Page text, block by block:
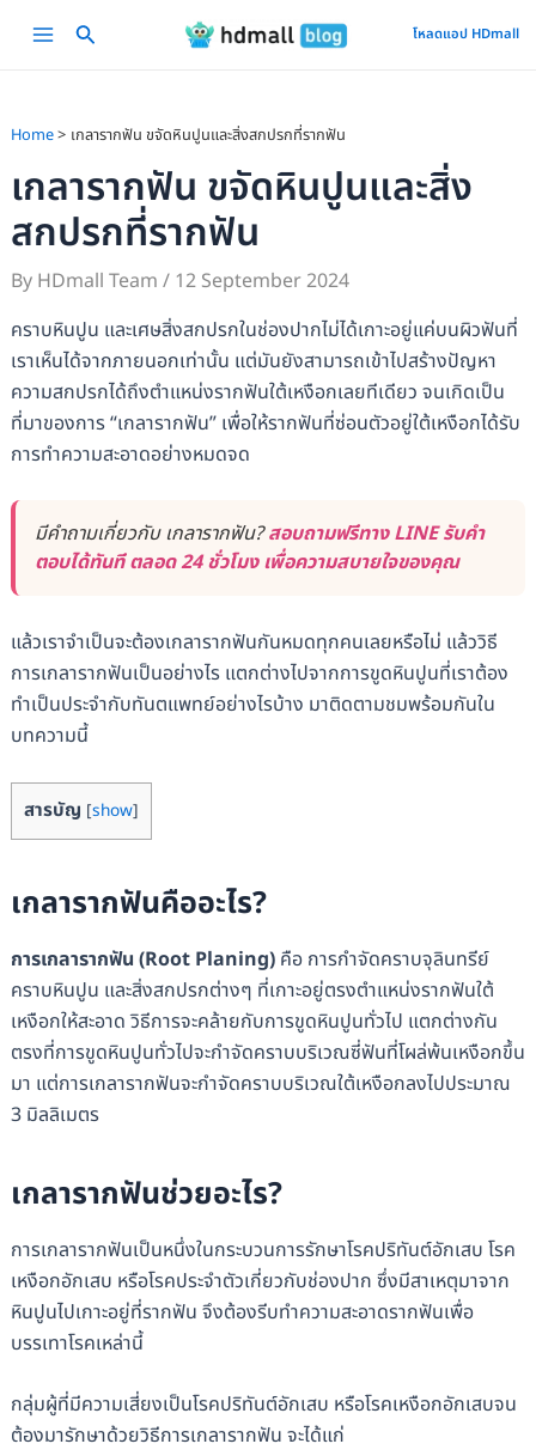
Main
โหลดแอป HDmall
Home เกลารากฟัน ขจัดหินปูนและสิ่งสกปรกที่รากฟัน
เกลารากฟัน ขจัดหินปูนและสิ่ง
สกปรกที่รากฟัน
By HDmall Team / 12 September 2024
คราบหินปูน และเศษสิ่งสกปรกในช่องปากไม่ได้เกาะอยู่แค่บนผิวฟันที่
เราเห็นได้จากภายนอกเท่านั้น แต่มันยังสามารถเข้าไปสร้างปัญหา
ความสกปรกได้ถึงตำแหน่งรากฟันใต้เหงือกเลยทีเดียว จนเกิดเป็น
ที่มาของการ “เกลารากฟัน” เพื่อให้รากฟันที่ซ่อนตัวอยู่ใต้เหงือกได้รับ
การทำความสะอาดอย่างหมดจด
มีคำถามเกี่ยวกับ เกลารากฟัน?สอบถามฟรีทาง LINE รับคำ
ตอบได้ทันที ตลอด 24 ชั่วโมง เพื่อความสบายใจของคุณ
แล้วเราจำเป็นจะต้องเกลารากฟันกันหมดทุกคนเลยหรือไม่ แล้ววิธี
การเกลารากฟันเป็นอย่างไร แตกต่างไปจากการขูดหินปูนที่เราต้อง
ทำเป็นประจำกับทันตแพทย์อย่างไรบ้าง มาติดตามชมพร้อมกันใน
บทความนี้
สารบัญ [show]
เกลารากฟันคืออะไร?
การเกลารากฟัน (Root Planing) คือ การกำจัดคราบจุลินทรีย์
คราบหินปูน และสิ่งสกปรกต่างๆ ที่เกาะอยู่ตรงตำแหน่งรากฟันใต้
เหงือกให้สะอาด วิธีการจะคล้ายกับการขูดหินปูนทั่วไป แตกต่างกัน
ตรงที่การขูดหินปูนทั่วไปจะกำจัดคราบบริเวณซี่ฟันที่โผล่พ้นเหงือกขึ้น
มา แต่การเกลารากฟันจะกำจัดคราบบริเวณใต้เหงือกลงไปประมาณ
3 มิลลิเมตร
เกลารากฟันช่วยอะไร?
การเกลารากฟันเป็นหนึ่งในกระบวนการรักษาโรคปริทันต์อักเสบ โรค
เหงือกอักเสบ หรือโรคประจำตัวเกี่ยวกับช่องปาก ซึ่งมีสาเหตุมาจาก
หินปูนไปเกาะอยู่ที่รากฟัน จึงต้องรีบทำความสะอาดรากฟันเพื่อ
บรรเทาโรคเหล่านี้
กลุ่มผู้ที่มีความเสี่ยงเป็นโรคปริทันต์อักเสบ หรือโรคเหงือกอักเสบจน
ต้องมารักษาด้วยวิธีการเกลารากฟัน จะได้แก่